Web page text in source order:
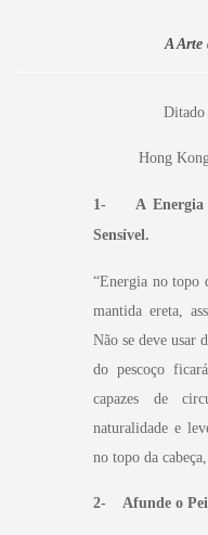
A Arte
Ditado
Hong
1- A Energia
Sensível.
“Energia no topo
mantida ereta,
Não se deve usar
do pescoço
capazes de
naturalidade e
no topo da
2- Afunde o